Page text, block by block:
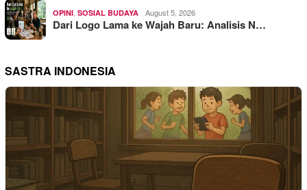
OPINI SOSIAL BUDAYA August 5, 2026
Dari Logo Lama ke Wajah Baru: Analisis N…
SASTRA INDONESIA